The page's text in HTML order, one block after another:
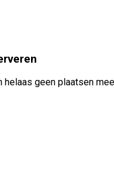
helaas geen plaatsen